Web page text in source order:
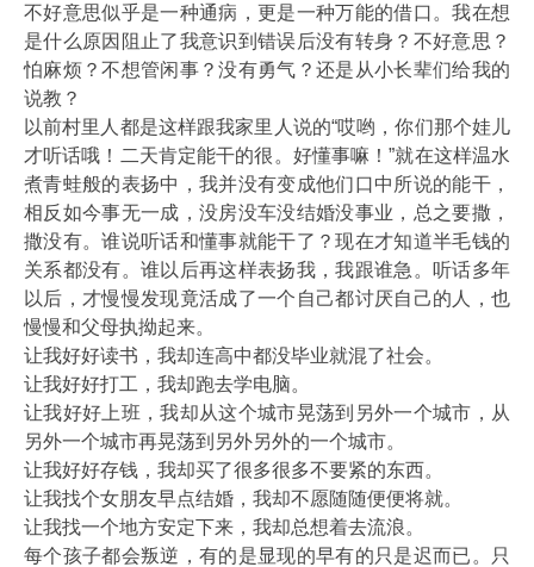
不好意思似乎是一种通病，更是一种万能的借口。我在想
是什么原因阻止了我意识到错误后没有转身？不好意思？
怕麻烦？不想管闲事？没有勇气？还是从小长辈们给我的
说教？
以前村里人都是这样跟我家里人说的“哎哟，你们那个娃儿
才听话哦！二天肯定能干的很。好懂事嘛！”就在这样温水
煮青蛙般的表扬中，我并没有变成他们口中所说的能干，
相反如今事无一成，没房没车没结婚没事业，总之要撒，
撒没有。谁说听话和懂事就能干了？现在才知道半毛钱的
关系都没有。谁以后再这样表扬我，我跟谁急。听话多年
以后，才慢慢发现竟活成了一个自己都讨厌自己的人，也
慢慢和父母执拗起来。
让我好好读书，我却连高中都没毕业就混了社会。
让我好好打工，我却跑去学电脑。
让我好好上班，我却从这个城市晃荡到另外一个城市，从
另外一个城市再晃荡到另外另外的一个城市。
让我好好存钱，我却买了很多很多不要紧的东西。
让我找个女朋友早点结婚，我却不愿随随便便将就。
让我找一个地方安定下来，我却总想着去流浪。
每个孩子都会叛逆，有的是显现的早有的只是迟而已。只